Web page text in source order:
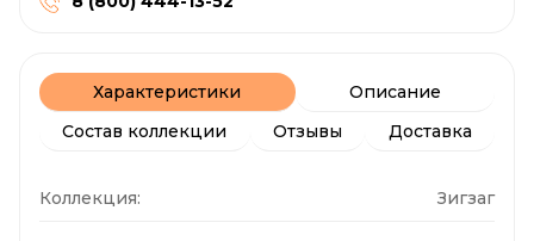
Характеристики
Описание
Состав коллекции
Отзывы Доставка
Коллекция: Зигзаг